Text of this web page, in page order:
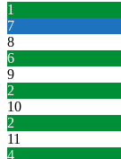
1
7
8
6
9
2
10
2
11
4